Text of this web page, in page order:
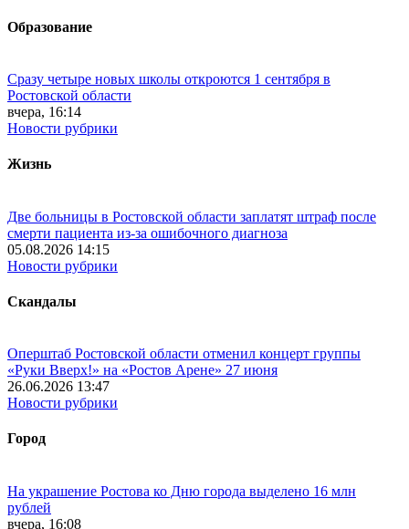
Образование
Сразу четыре новых школы откроются 1 сентября в
Ростовской области
вчера, 16:14
Новости рубрики
Жизнь
Две больницы в Ростовской области заплатят штраф после
смерти пациента из-за ошибочного диагноза
05.08.2026 14:15
Новости рубрики
Скандалы
Оперштаб Ростовской области отменил концерт группы
«Руки Вверх!» на «Ростов Арене» 27 июня
26.06.2026 13:47
Новости рубрики
Город
На украшение Ростова ко Дню города выделено 16 млн
рублей
вчера, 16:08